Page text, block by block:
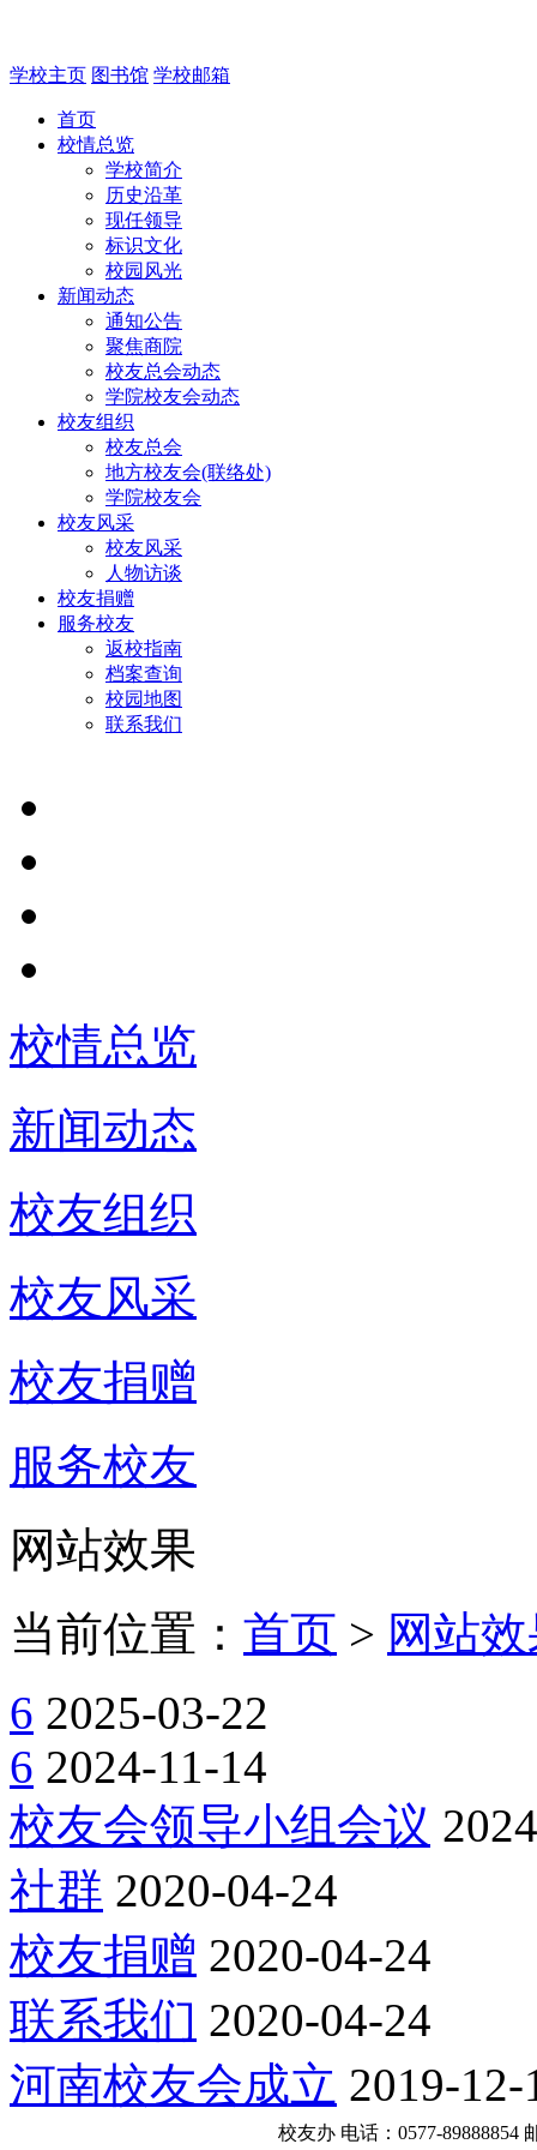
学校主页 图书馆 学校邮箱
首页
校情总览
学校简介
历史沿革
现任领导
标识文化
校园风光
新闻动态
通知公告
聚焦商院
校友总会动态
学院校友会动态
校友组织
校友总会
地方校友会(联络处)
学院校友会
校友风采
校友风采
人物访谈
校友捐赠
服务校友
返校指南
档案查询
校园地图
联系我们
校情总览
新闻动态
校友组织
校友风采
校友捐赠
服务校友
网站效果
当前位置： 首页 > 网站
6 2025-03-22
6 2024-11-14
校友会领导小组会议
社群 2020-04-24
校友捐赠 2020-04-24
联系我们 2020-04-24
河南校友会成立 2019-12-
校友办 电话：0577-89888854